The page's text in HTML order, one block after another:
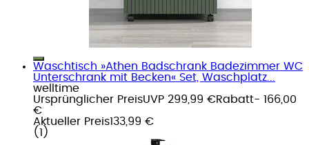
Waschtisch »Athen Badschrank Badezimmer WC
Unterschrank mit Becken« Set, Waschplatz...
welltime
Ursprünglicher PreisUVP 299,99 €Rabatt- 166,00
€
Aktueller Preis133,99 €
( 1 )